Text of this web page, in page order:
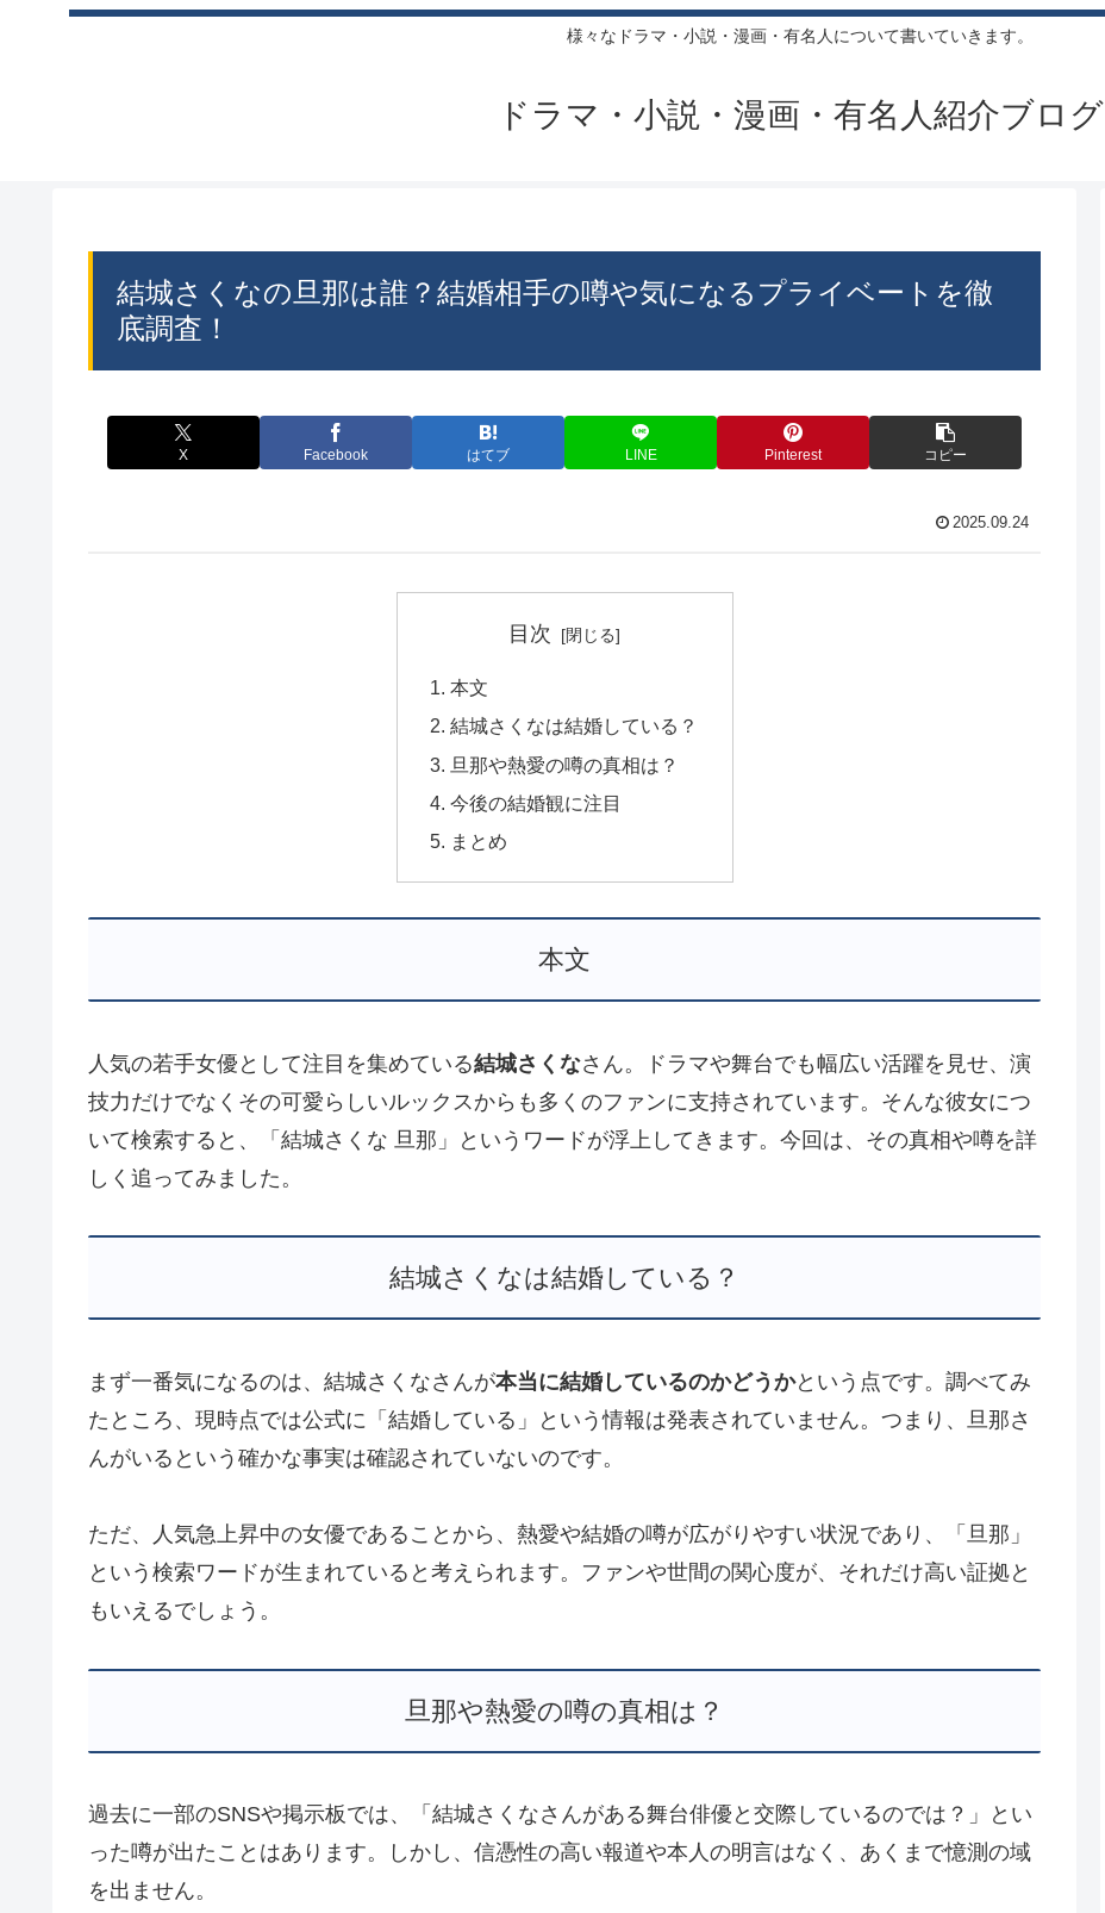
様々なドラマ・小説・漫画・有名人について書いていきます。
ドラマ・小説・漫画・有名人紹介ブログ
結城さくなの旦那は誰？結婚相手の噂や気になるプライベートを徹
底調査！
X Facebook はてブ LINE Pinterest コピー
2025.09.24
目次
本文
結城さくなは結婚している？
旦那や熱愛の噂の真相は？
今後の結婚観に注目
まとめ
本文
人気の若手女優として注目を集めている結城さくなさん。ドラマや舞台でも幅広い活躍を見せ、演
技力だけでなくその可愛らしいルックスからも多くのファンに支持されています。そんな彼女につ
いて検索すると、「結城さくな 旦那」というワードが浮上してきます。今回は、その真相や噂を詳
しく追ってみました。
結城さくなは結婚している？
まず一番気になるのは、結城さくなさんが本当に結婚しているのかどうかという点です。調べてみ
たところ、現時点では公式に「結婚している」という情報は発表されていません。つまり、旦那さ
んがいるという確かな事実は確認されていないのです。
ただ、人気急上昇中の女優であることから、熱愛や結婚の噂が広がりやすい状況であり、「旦那」
という検索ワードが生まれていると考えられます。ファンや世間の関心度が、それだけ高い証拠と
もいえるでしょう。
旦那や熱愛の噂の真相は？
過去に一部のSNSや掲示板では、「結城さくなさんがある舞台俳優と交際しているのでは？」とい
った噂が出たことはあります。しかし、信憑性の高い報道や本人の明言はなく、あくまで憶測の域
を出ません。